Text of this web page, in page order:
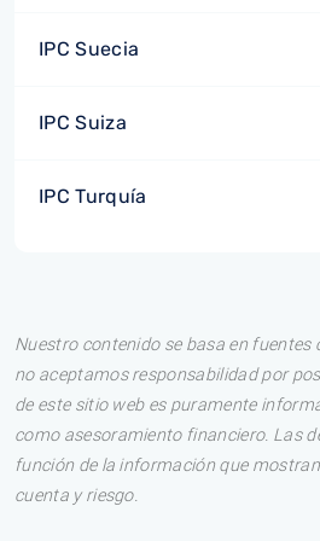
IPC Suecia
IPC Suiza
IPC Turquía
Nuestro contenido se basa en fuentes
no aceptamos responsabilidad por
de este sitio web es puramente
como asesoramiento financiero. Las
función de la información que
cuenta y riesgo.